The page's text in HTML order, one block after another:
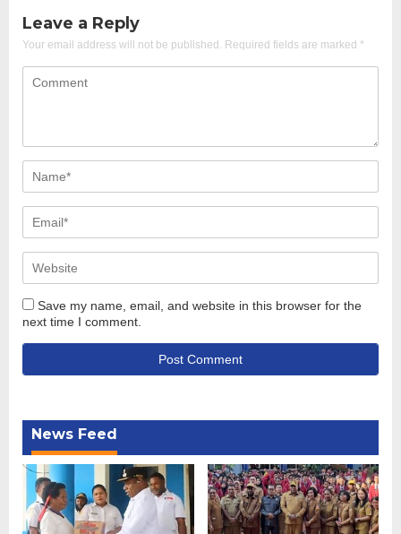
Leave a Reply
Your email address will not be published. Required fields are marked *
Save my name, email, and website in this browser for the
next time I comment.
News Feed